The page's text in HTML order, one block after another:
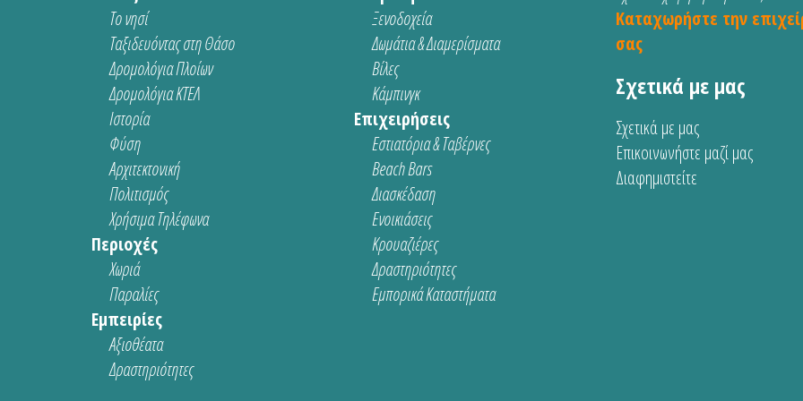
Το νησί
Ταξιδευόντας στη Θάσο
Δρομολόγια Πλοίων
Δρομολόγια ΚΤΕΛ
Ιστορία
Φύση
Αρχιτεκτονική
Πολιτισμός
Χρήσιμα Τηλέφωνα
Περιοχές
Χωριά
Παραλίες
Εμπειρίες
Αξιοθέατα
Δραστηριότητες
Ξενοδοχεία
Δωμάτια & Διαμερίσματα
Βίλες
Κάμπινγκ
Επιχειρήσεις
Εστιατόρια & Ταβέρνες
Beach Bars
Διασκέδαση
Ενοικιάσεις
Κρουαζιέρες
Δραστηριότητες
Εμπορικά Καταστήματα
Καταχωρήστε την
σας
Σχετικά με μας
Σχετικά με μας
Επικοινωνήστε μαζί μας
Διαφημιστείτε